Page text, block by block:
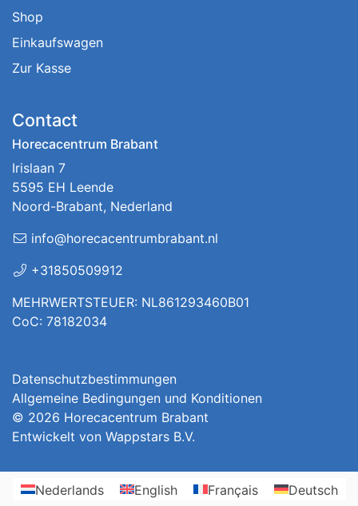
Shop
Einkaufswagen
Zur Kasse
Contact
Horecacentrum Brabant
Irislaan 7
5595 EH Leende
Noord-Brabant, Nederland
info@horecacentrumbrabant.nl
+31850509912
MEHRWERTSTEUER: NL861293460B01
CoC: 78182034
Datenschutzbestimmungen
Allgemeine Bedingungen und Konditionen
© 2026 Horecacentrum Brabant
Entwickelt von Wappstars B.V.
Nederlands English Français Deutsch